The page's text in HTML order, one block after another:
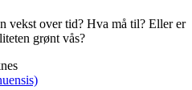
vekst over tid? Hva må til? Eller er
grønt vås?